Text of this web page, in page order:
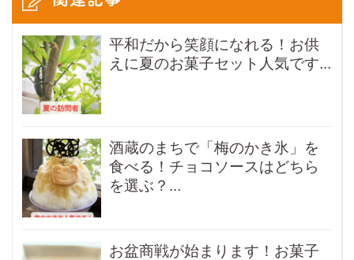
平和だから笑顔になれる！お供
えに夏のお菓子セット人気です...
酒蔵のまちで「梅のかき氷」を
食べる！チョコソースはどちら
を選ぶ？...
お盆商戦が始まります！お菓子